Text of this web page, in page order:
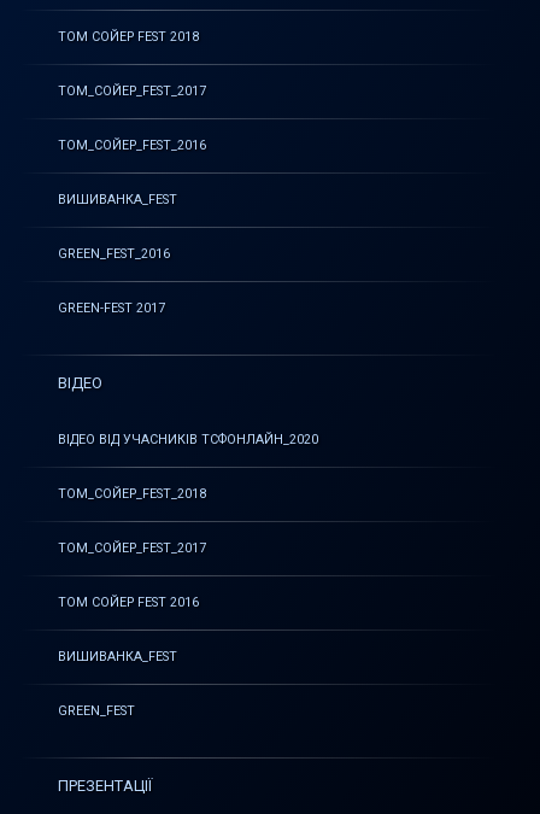
ТОМ СОЙЕР FEST 2018
ТОМ_СОЙЕР_FEST_2017
ТОМ_СОЙЕР_FEST_2016
ВИШИВАНКА_FEST
GREEN_FEST_2016
GREEN-FEST 2017
ВІДЕО
ВІДЕО ВІД УЧАСНИКІВ ТСФОНЛАЙН_2020
ТОМ_СОЙЕР_FEST_2018
ТОМ_СОЙЕР_FEST_2017
ТОМ СОЙЕР FEST 2016
ВИШИВАНКА_FEST
GREEN_FEST
ПРЕЗЕНТАЦІЇ